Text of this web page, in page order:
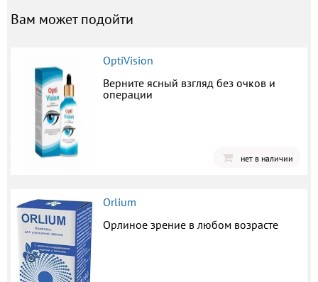
Вам может подойти
OptiVision
Верните ясный взгляд без очков и
операции
нет в наличии
Orlium
Орлиное зрение в любом возрасте